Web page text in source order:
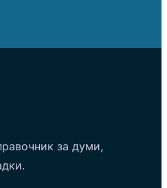
за думи,